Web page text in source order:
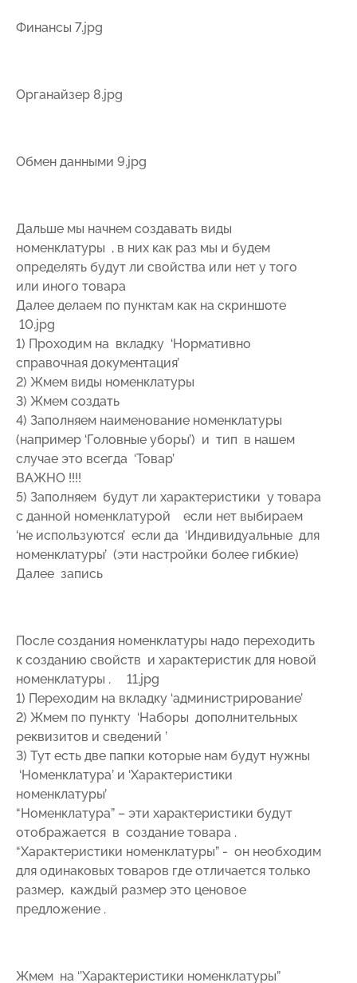
Финансы 7.jpg
Органайзер 8.jpg
Обмен данными 9.jpg
Дальше мы начнем создавать виды
номенклатуры , в них как раз мы и будем
определять будут ли свойства или нет у того
или иного товара
Далее делаем по пунктам как на скриншоте
10.jpg
1) Проходим на вкладку ‘Нормативно
справочная документация’
2) Жмем виды номенклатуры
3) Жмем создать
4) Заполняем наименование номенклатуры
(например ‘Головные уборы’) и тип в нашем
случае это всегда ‘Товар’
ВАЖНО !!!!
5) Заполняем будут ли характеристики у товара
с данной номенклатурой если нет выбираем
‘не используются’ если да ‘Индивидуальные для
номенклатуры’ (эти настройки более гибкие)
Далее запись
После создания номенклатуры надо переходить
к созданию свойств и характеристик для новой
номенклатуры . 11.jpg
1) Переходим на вкладку ‘администрирование’
2) Жмем по пункту ‘Наборы дополнительных
реквизитов и сведений ’
3) Тут есть две папки которые нам будут нужны
‘Номенклатура’ и ‘Характеристики
номенклатуры’
“Номенклатура” – эти характеристики будут
отображается в создание товара .
“Характеристики номенклатуры” - он необходим
для одинаковых товаров где отличается только
размер, каждый размер это ценовое
предложение .
Жмем на ‘’Характеристики номенклатуры”